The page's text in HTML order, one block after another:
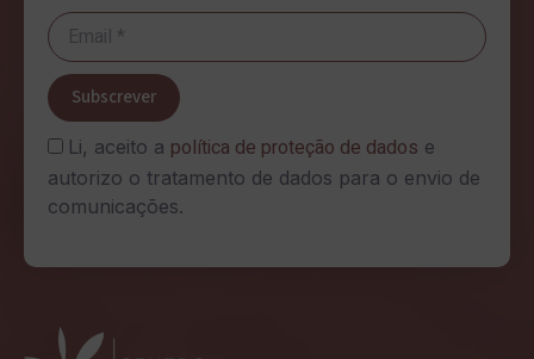
Li, aceito a política de proteção de dados e
autorizo o tratamento de dados para o envio de
comunicações.
Subscrever